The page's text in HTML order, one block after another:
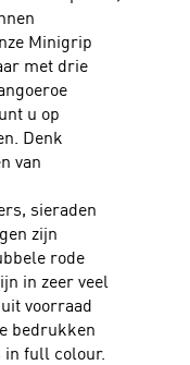
Minigrip
met drie
u op
Denk
van
sieraden
zijn
rode
in zeer veel
voorraad
bedrukken
full colour.